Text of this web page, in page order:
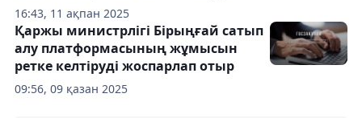
16:43, 11 ақпан 2025
09:56, 09 қазан 2025
Қаржы министрлігі Бірыңғай сатып
алу платформасының жұмысын
ретке келтіруді жоспарлап отыр